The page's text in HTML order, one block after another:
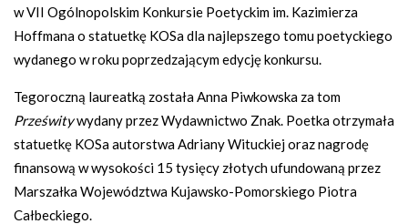
w VII Ogólnopolskim Konkursie Poetyckim im. Kazimierza
Hoffmana o statuetkę KOSa dla najlepszego tomu poetyckiego
wydanego w roku poprzedzającym edycję konkursu.
Tegoroczną laureatką została Anna Piwkowska za tom
Prześwitywydany przez Wydawnictwo Znak. Poetka otrzymała
statuetkę KOSa autorstwa Adriany Wituckiej oraz nagrodę
finansową w wysokości 15 tysięcy złotych ufundowaną przez
Marszałka Województwa Kujawsko-Pomorskiego Piotra
Całbeckiego.